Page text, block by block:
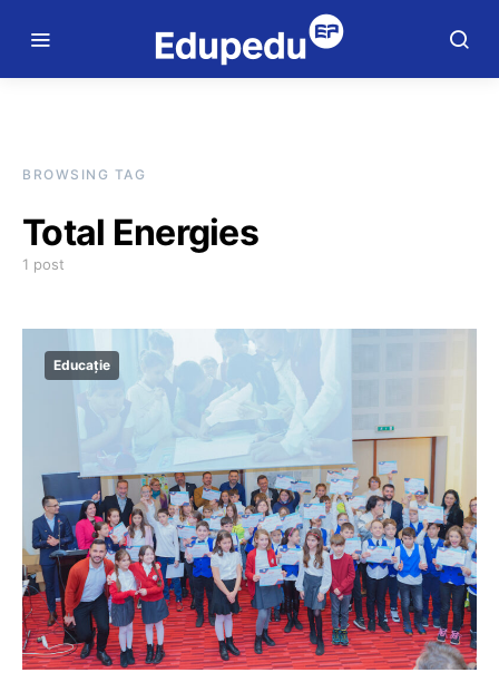
BROWSING TAG
Total Energies
1 post
Educație